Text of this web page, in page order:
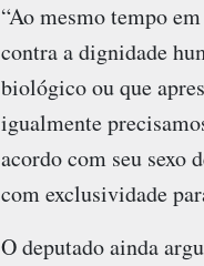
“Ao mesmo tempo
contra a dignidade
biológico ou que
igualmente
acordo com seu sexo
com exclusividade
O deputado ainda